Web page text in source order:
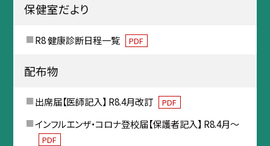
保健室だより
R8 健康診断日程一覧 PDF
配布物
出席届【医師記入】 R8.4月改訂 PDF
インフルエンザ・コロナ登校届【保護者記入】 R8.4月～
PDF